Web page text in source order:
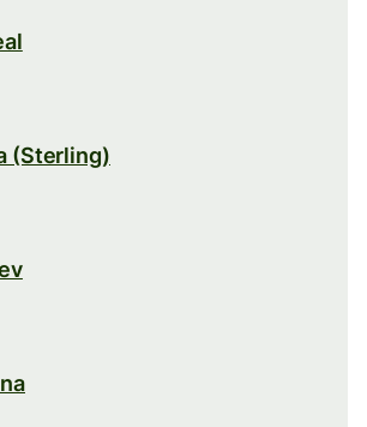
(Sterling)